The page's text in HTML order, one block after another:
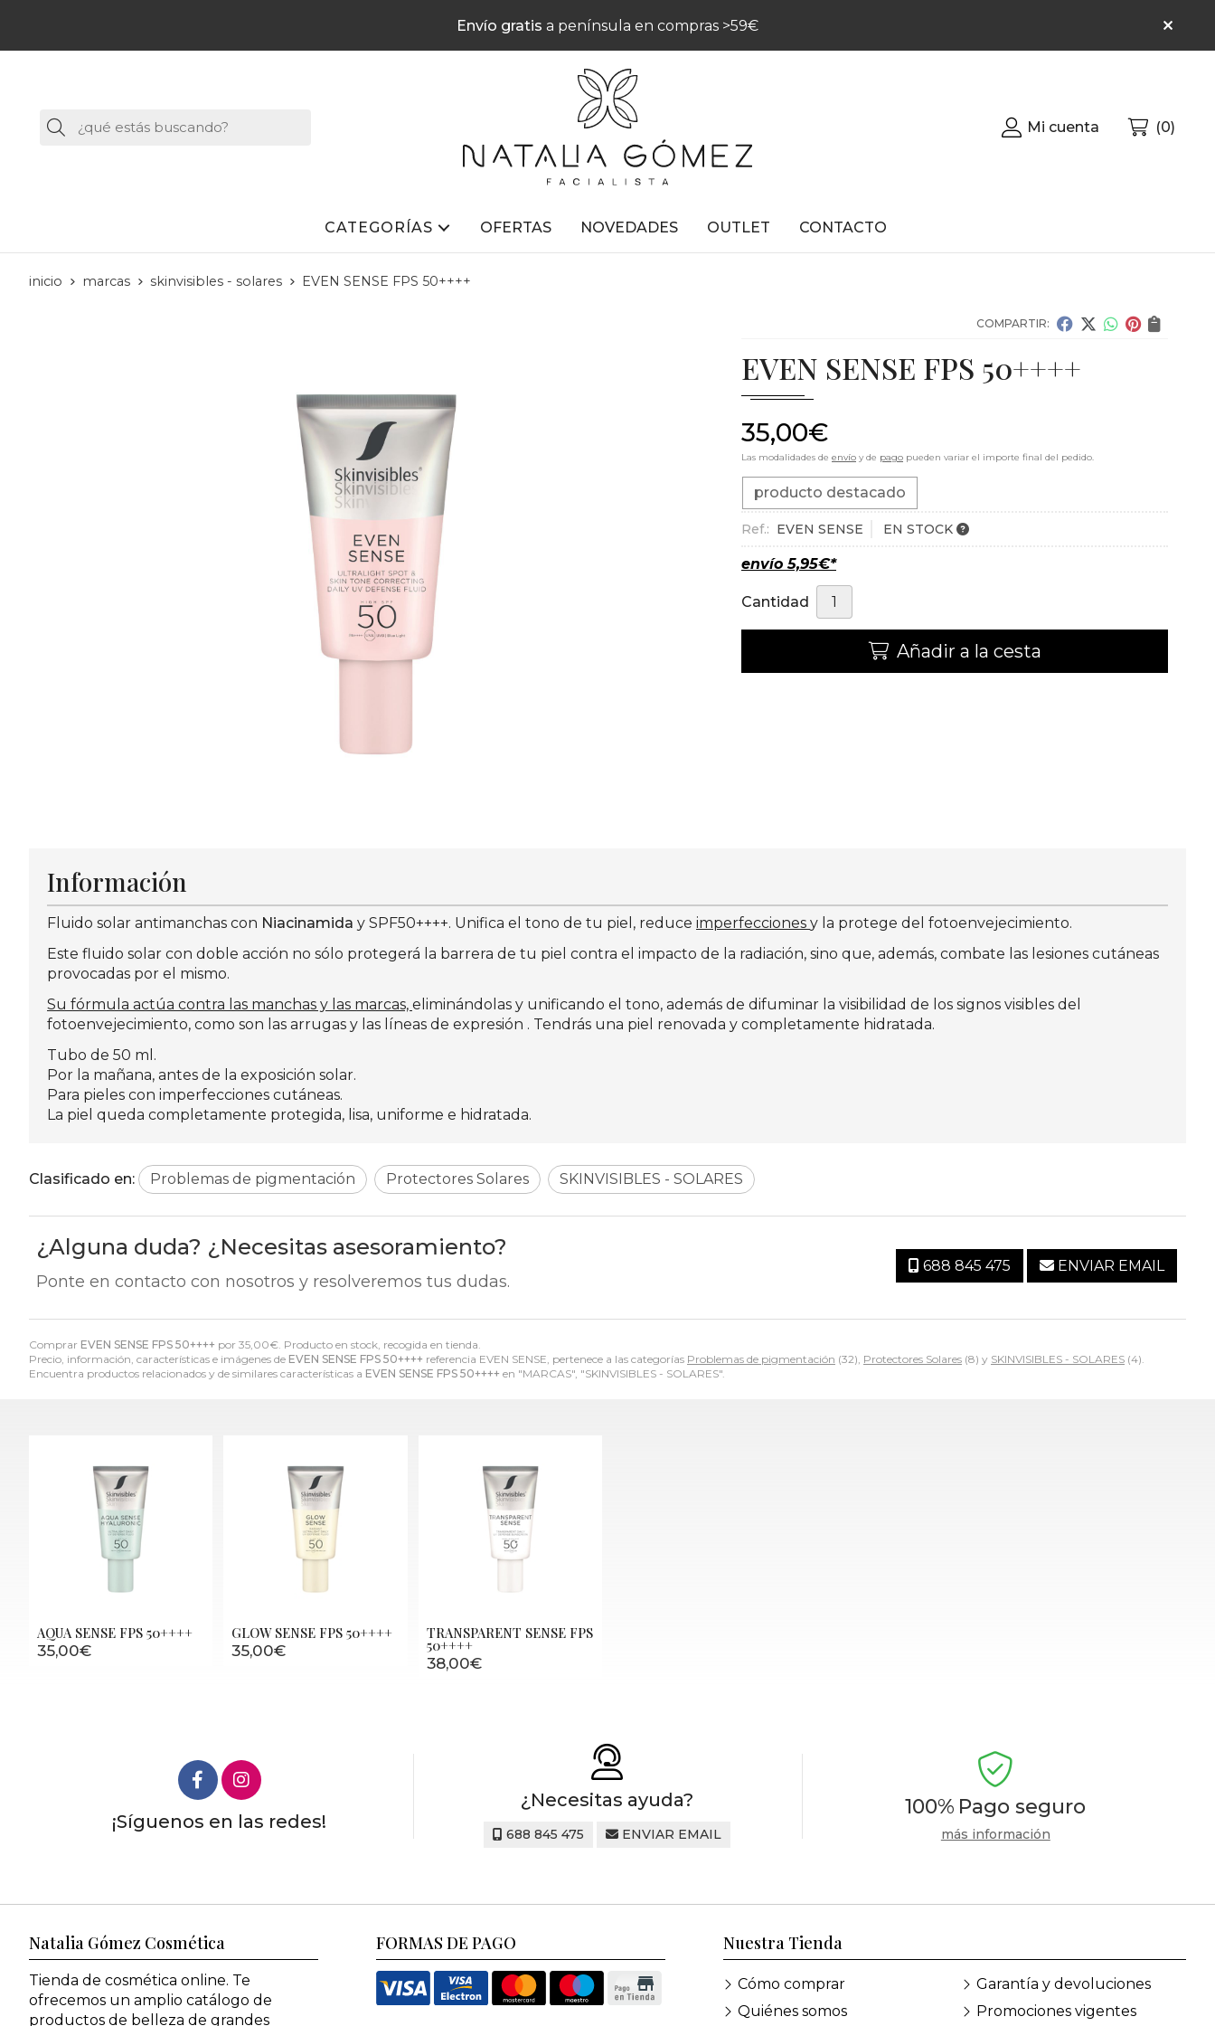
Envío gratis a península en compras >59€
Buscar Mi cuenta 0
CATEGORÍAS OFERTAS NOVEDADES OUTLET CONTACTO
inicio marcas skinvisibles - solares EVEN SENSE FPS 50++++
COMPARTIR:
EVEN SENSE FPS 50++++
35,00€
Las modalidades de envío y de pago pueden variar el importe final del pedido.
producto destacado
Ref.: EVEN SENSE EN STOCK
envío5,95€*
Cantidad
Añadir a la cesta
Comprar EVEN SENSE FPS 50++++ por 35,00€. Producto en stock, recogida en tienda.
Precio, información, características e imágenes de EVEN SENSE FPS 50++++ referencia EVEN SENSE, pertenece a las categorías Problemas de pigmentación (32), Protectores Solares (8) y SKINVISIBLES - SOLARES (4).
Encuentra productos relacionados y de similares características a EVEN SENSE FPS 50++++ en "MARCAS", "SKINVISIBLES - SOLARES".
Información
Fluido solar antimanchas con Niacinamida y SPF50++++. Unifica el tono de tu piel, reduce imperfecciones y la protege del fotoenvejecimiento.
Este fluido solar con doble acción no sólo protegerá la barrera de tu piel contra el impacto de la radiación, sino que, además, combate las lesiones cutáneas
provocadas por el mismo.
Su fórmula actúa contra las manchas y las marcas, eliminándolas y unificando el tono, además de difuminar la visibilidad de los signos visibles del
fotoenvejecimiento, como son las arrugas y las líneas de expresión . Tendrás una piel renovada y completamente hidratada.
Tubo de 50 ml.
Por la mañana, antes de la exposición solar.
Para pieles con imperfecciones cutáneas.
La piel queda completamente protegida, lisa, uniforme e hidratada.
Clasificado en: Problemas de pigmentación Protectores Solares SKINVISIBLES - SOLARES
¿Alguna duda? ¿Necesitas asesoramiento?
Ponte en contacto con nosotros y resolveremos tus dudas.
688 845 475 ENVIAR EMAIL
AQUA SENSE FPS 50++++
35,00€
GLOW SENSE FPS 50++++
35,00€
TRANSPARENT SENSE FPS
50++++
38,00€
¡Síguenos en las redes!
¿Necesitas ayuda?
688 845 475 ENVIAR EMAIL
100% Pago seguro
más información
Natalia Gómez Cosmética
Tienda de cosmética online. Te
ofrecemos un amplio catálogo de
productos de belleza de grandes
FORMAS DE PAGO Nuestra Tienda
Cómo comprar
Quiénes somos
Garantía y devoluciones
Promociones vigentes